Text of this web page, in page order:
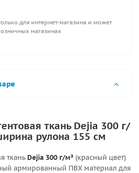
для интернет-магазина и может
магазинах
ткань Dejia 300 г/
рулона 155 см
ткань Dejia 300 г/м² (красный цвет)
армированный ПВХ материал для